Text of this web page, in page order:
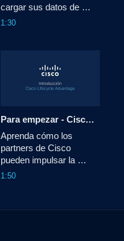
cargar sus datos de
oportunidades dentro de
1:30
Para empezar - Cisco Lifecycle Advantage
Aprenda cómo los
partners de Cisco
pueden impulsar la
adopción, los ingresos
1:50